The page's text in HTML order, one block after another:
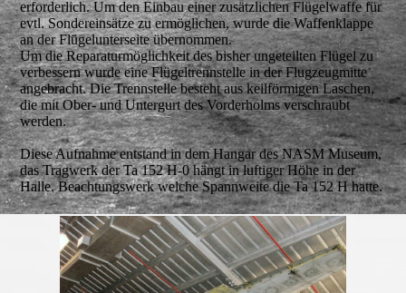
erforderlich. Um den Einbau einer zusätzlichen Flügelwaffe für
evtl. Sondereinsätze zu ermöglichen, wurde die Waffenklappe
an der Flügelunterseite übernommen.
Um die Reparaturmöglichkeit des bisher ungeteilten Flügel zu
verbessern wurde eine Flügeltrennstelle in der Flugzeugmitte
angebracht. Die Trennstelle besteht aus keilförmigen Laschen,
die mit Ober- und Untergurt des Vorderholms verschraubt
werden.
Diese Aufnahme entstand in dem Hangar des NASM Museum,
das Tragwerk der Ta 152 H-0 hängt in luftiger Höhe in der
Halle. Beachtungswerk welche Spannweite die Ta 152 H hatte.